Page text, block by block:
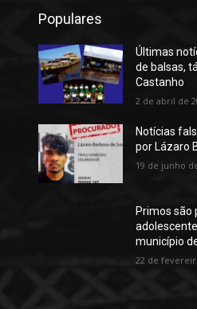
Populares
Últimas
de balsas,
Castanho
2 de abril de
Notícias
por Lázaro
19 de junho
Primos são
município
22 de